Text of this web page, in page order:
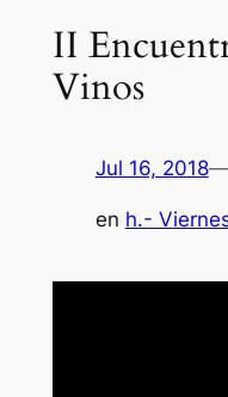
II
Vinos
Jul 16, 2018—
en h.-